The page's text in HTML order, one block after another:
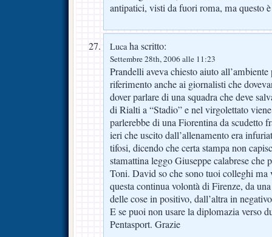
antipatici, visti da fuori roma, ma questo
Lucaha scritto:
Settembre 28th, 2006 alle 11:23
Prandelli aveva chiesto aiuto
riferimento anche ai giornalisti che
dover parlare di una squadra che deve
di Rialti a “Stadio” e nel virgolettato
parlerebbe di una Fiorentina da scudetto
ieri che uscito dall’allenamento era
tifosi, dicendo che certa stampa non
stamattina leggo Giuseppe calabrese che
Toni. David so che sono tuoi colleghi ma
questa continua volontà di Firenze, da
delle cose in positivo, dall’altra in
E se puoi non usare la diplomazia verso
Pentasport. Grazie